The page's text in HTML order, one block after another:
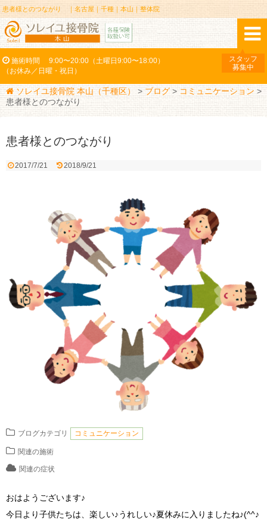
患者様とのつながり ｜名古屋｜千種｜本山｜整体院
施術時間
9:00〜20:00（土曜日9:00〜18:00）
（お休み／日曜・祝日）
スタッフ
募集中
ソレイユ接骨院 本山（千種区） > ブログ > コミュニケーション >
患者様とのつながり
患者様とのつながり
2017/7/21 2018/9/21
ブログカテゴリ コミュニケーション
関連の施術
関連の症状
おはようございます♪
今日より子供たちは、楽しい♪うれしい♪夏休みに入りましたね♪(^^♪